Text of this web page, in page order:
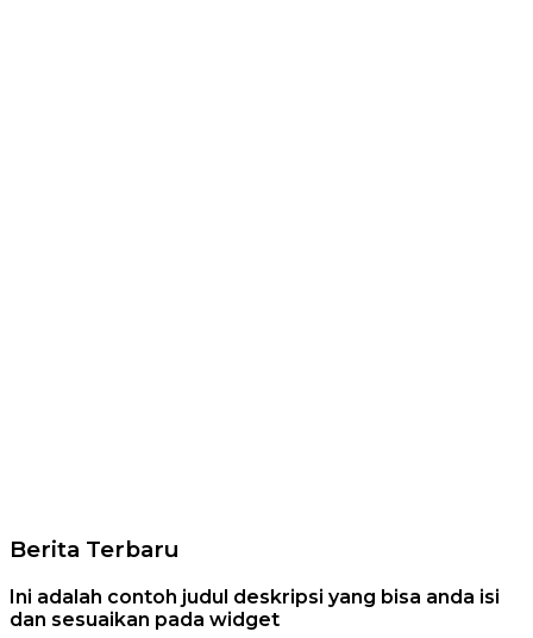
Berita Terbaru
Ini adalah contoh judul deskripsi yang bisa anda isi
dan sesuaikan pada widget